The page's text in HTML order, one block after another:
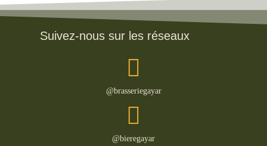
Suivez-nous sur les réseaux
@brasseriegayar
@bieregayar